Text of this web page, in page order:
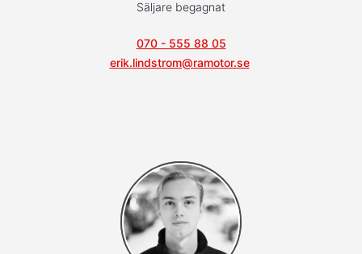
Säljare begagnat
070 - 555 88 05
erik.lindstrom@ramotor.se